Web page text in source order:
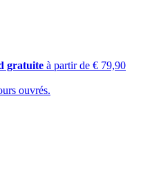
gratuite à partir de € 79,90
ouvrés.